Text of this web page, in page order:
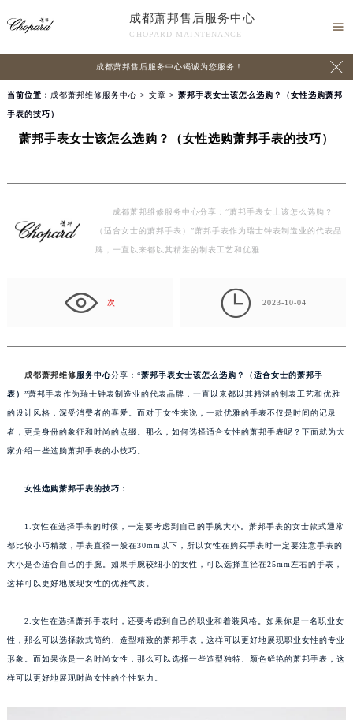
成都萧邦售后服务中心
CHOPARD MAINTENANCE

成都萧邦售后服务中心竭诚为您服务！ 
当前位置： 成都萧邦维修服务中心 > 文章 > 萧邦手表女士该怎么选购？（女性选购萧邦
手表的技巧）
萧邦手表女士该怎么选购？（女性选购萧邦手表的技巧）
成都萧邦维修服务中心分享：“萧邦手表女士该怎么选购？
（适合女士的萧邦手表）”萧邦手表作为瑞士钟表制造业的代表品
牌，一直以来都以其精湛的制表工艺和优雅…
次  2023-10-04
成都萧邦维修服务中心分享：“萧邦手表女士该怎么选购？（适合女士的萧邦手
表） ”萧邦手表作为瑞士钟表制造业的代表品牌，一直以来都以其精湛的制表工艺和优雅
的设计风格，深受消费者的喜爱。而对于女性来说，一款优雅的手表不仅是时间的记录
者，更是身份的象征和时尚的点缀。那么，如何选择适合女性的萧邦手表呢？下面就为大
家介绍一些选购萧邦手表的小技巧。
女性选购萧邦手表的技巧：
1.女性在选择手表的时候，一定要考虑到自己的手腕大小。萧邦手表的女士款式通常
都比较小巧精致，手表直径一般在30mm以下，所以女性在购买手表时一定要注意手表的
大小是否适合自己的手腕。如果手腕较细小的女性，可以选择直径在25mm左右的手表，
这样可以更好地展现女性的优雅气质。
2.女性在选择萧邦手表时，还要考虑到自己的职业和着装风格。如果你是一名职业女
性，那么可以选择款式简约、造型精致的萧邦手表，这样可以更好地展现职业女性的专业
形象。而如果你是一名时尚女性，那么可以选择一些造型独特、颜色鲜艳的萧邦手表，这
样可以更好地展现时尚女性的个性魅力。